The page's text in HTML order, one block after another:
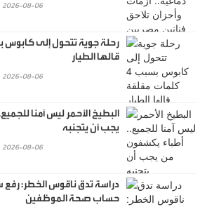
2026-08-06
قالها الطيار
2026-08-06
البطيخ الأحمر ليس آمنا
يجب أن يتجنبه
2026-08-06
دراسة تدق ناقوس الخطر: رفع
حساب صحة الموظفين